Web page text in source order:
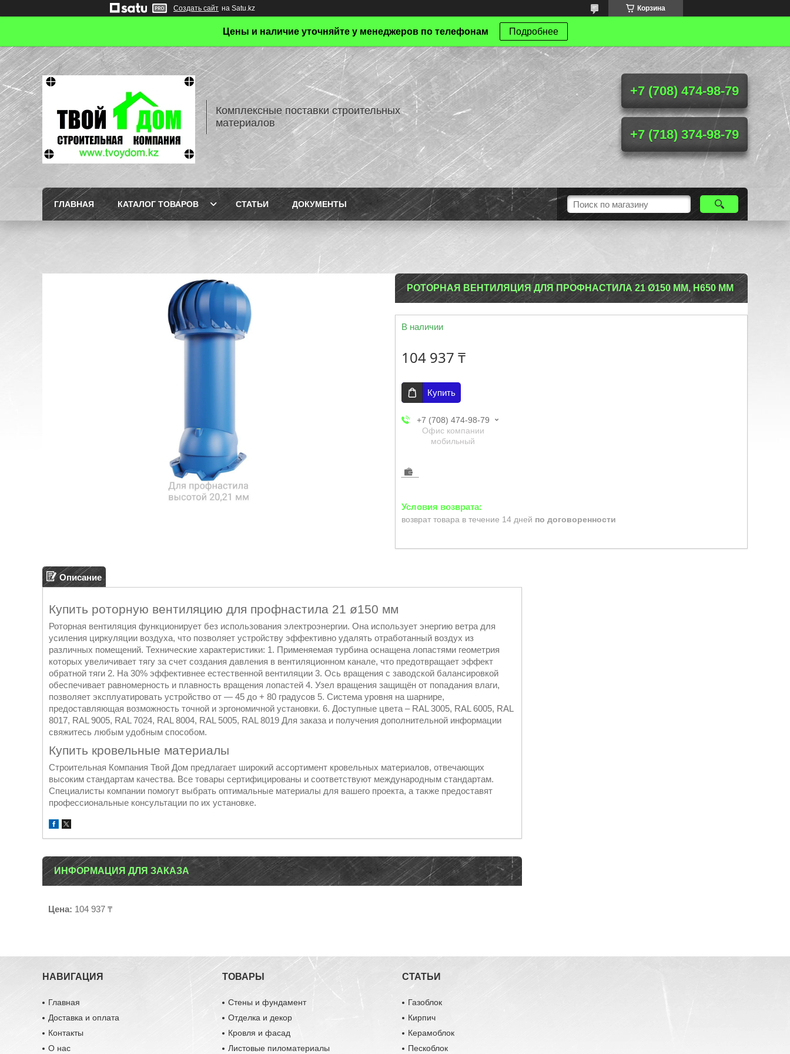
Создать сайт на Satu.kz Корзина
Цены и наличие уточняйте у менеджеров по телефонам Подробнее
Комплексные поставки строительных
материалов
+7 (708) 474-98-79
+7 (718) 374-98-79
ГЛАВНАЯ КАТАЛОГ ТОВАРОВ СТАТЬИ ДОКУМЕНТЫ
РОТОРНАЯ ВЕНТИЛЯЦИЯ ДЛЯ ПРОФНАСТИЛА 21 Ø150 ММ, H650 ММ
В наличии
104 937 ₸
Купить
+7 (708) 474-98-79
Офис компании
мобильный
возврат товара в течение 14 дней по договоренности
Описание
Купить роторную вентиляцию для профнастила 21 ø150 мм
Роторная вентиляция функционирует без использования электроэнергии. Она использует энергию ветра для
усиления циркуляции воздуха, что позволяет устройству эффективно удалять отработанный воздух из
различных помещений. Технические характеристики: 1. Применяемая турбина оснащена лопастями геометрия
которых увеличивает тягу за счет создания давления в вентиляционном канале, что предотвращает эффект
обратной тяги 2. На 30% эффективнее естественной вентиляции 3. Ось вращения с заводской балансировкой
обеспечивает равномерность и плавность вращения лопастей 4. Узел вращения защищён от попадания влаги,
позволяет эксплуатировать устройство от — 45 до + 80 градусов 5. Система уровня на шарнире,
предоставляющая возможность точной и эргономичной установки. 6. Доступные цвета – RAL 3005, RAL 6005, RAL
8017, RAL 9005, RAL 7024, RAL 8004, RAL 5005, RAL 8019 Для заказа и получения дополнительной информации
свяжитесь любым удобным способом.
Купить кровельные материалы
Строительная Компания Твой Дом предлагает широкий ассортимент кровельных материалов, отвечающих
высоким стандартам качества. Все товары сертифицированы и соответствуют международным стандартам.
Специалисты компании помогут выбрать оптимальные материалы для вашего проекта, а также предоставят
профессиональные консультации по их установке.
ИНФОРМАЦИЯ ДЛЯ ЗАКАЗА
Цена: 104 937 ₸
НАВИГАЦИЯ
Главная
Доставка и оплата
Контакты
О нас
ТОВАРЫ
Стены и фундамент
Отделка и декор
Кровля и фасад
Листовые пиломатериалы
СТАТЬИ
Газоблок
Кирпич
Керамоблок
Пескоблок